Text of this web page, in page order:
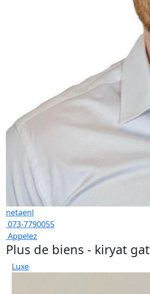
netaenl
073-7790055
Appelez
Plus de biens - kiryat gat
Luxe